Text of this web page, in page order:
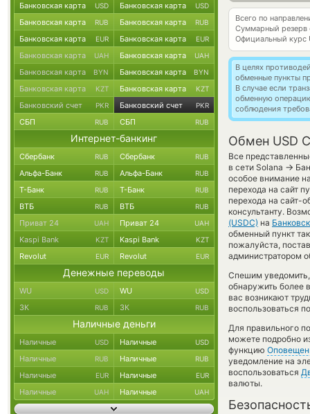
Всего по
Суммарный резерв
Официальный курс
В целях
обменные пункты
В случае если
обменную
соблюдения
Обмен USD
Все
в сети Solana →
особое внимание
перехода на сайт
перехода на сайт-
консультанту.
(USDC) на
обменный пункт
пожалуйста,
администратором
Спешим
обнаружить более
вас возникают
воспользоваться
Для правильного
можете подробно
функцию
уведомление на
воспользоваться
валюты.
Банковская карта USD Банковская карта USD
Банковская карта RUB Банковская карта RUB
Банковская карта EUR Банковская карта EUR
Банковская карта UAH Банковская карта UAH
Банковская карта BYN Банковская карта BYN
Банковская карта KZT Банковская карта KZT
Банковский счет PKR Банковский счет PKR
СБП RUB СБП RUB
Интернет-банкинг
Сбербанк RUB Сбербанк RUB
Альфа-Банк RUB Альфа-Банк RUB
Т-Банк RUB Т-Банк RUB
ВТБ RUB ВТБ RUB
Приват 24 UAH Приват 24 UAH
Kaspi Bank KZT Kaspi Bank KZT
Revolut EUR Revolut EUR
Денежные переводы
WU USD WU USD
ЗК RUB ЗК RUB
Наличные деньги
Наличные USD Наличные USD
Наличные RUB Наличные RUB
Наличные EUR Наличные EUR
Наличные UAH Наличные UAH